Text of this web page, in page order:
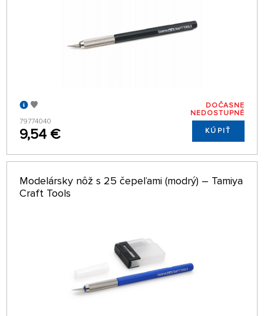
79774040
9,54 €
DOČASNE
NEDOSTUPNÉ
KÚPIŤ
Modelársky nôž s 25 čepeľami (modrý) – Tamiya
Craft Tools